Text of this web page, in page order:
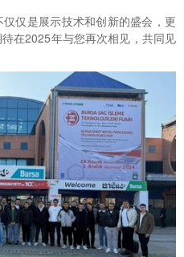
仅是展示技术和创新的盛会，更
在2025年与您再次相见，共同见